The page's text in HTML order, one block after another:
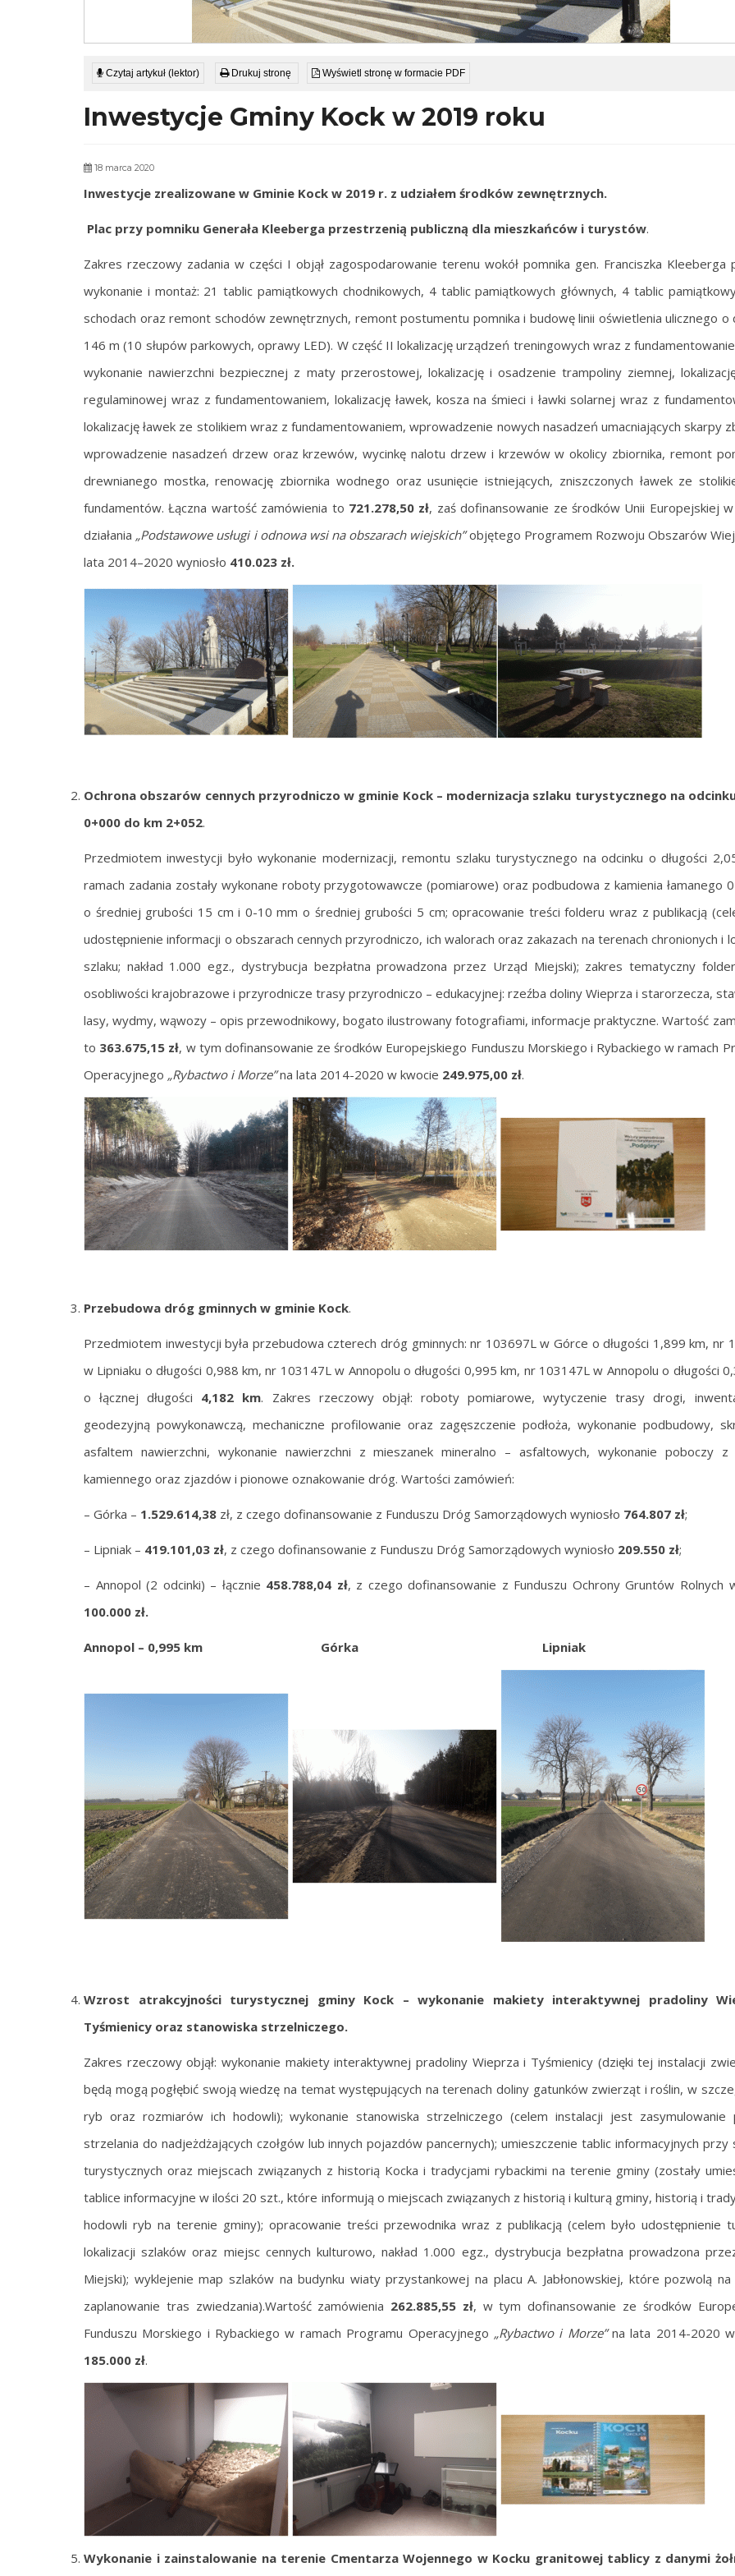
Czytaj artykuł (lektor) Drukuj stronę Wyświetl stronę w formacie PDF
Inwestycje Gminy Kock w 2019 roku
18 marca 2020
Inwestycje zrealizowane w Gminie Kock w 2019 r. z udziałem środków zewnętrznych.
Plac przy pomniku Generała Kleeberga przestrzenią publiczną dla mieszkańców i turystów.
Zakres rzeczowy zadania w części I objął zagospodarowanie terenu wokół pomnika gen. Franciszka Kleeberga
wykonanie i montaż: 21 tablic pamiątkowych chodnikowych, 4 tablic pamiątkowych głównych, 4 tablic
schodach oraz remont schodów zewnętrznych, remont postumentu pomnika i budowę linii oświetlenia ulicznego o
146 m (10 słupów parkowych, oprawy LED). W część II lokalizację urządzeń treningowych wraz z
wykonanie nawierzchni bezpiecznej z maty przerostowej, lokalizację i osadzenie trampoliny ziemnej,
regulaminowej wraz z fundamentowaniem, lokalizację ławek, kosza na śmieci i ławki solarnej wraz z
lokalizację ławek ze stolikiem wraz z fundamentowaniem, wprowadzenie nowych nasadzeń umacniających skarpy
wprowadzenie nasadzeń drzew oraz krzewów, wycinkę nalotu drzew i krzewów w okolicy zbiornika, remont
drewnianego mostka, renowację zbiornika wodnego oraz usunięcie istniejących, zniszczonych ławek ze
fundamentów. Łączna wartość zamówienia to 721.278,50 zł, zaś dofinansowanie ze środków Unii Europejskiej
działania „Podstawowe usługi i odnowa wsi na obszarach wiejskich”objętego Programem Rozwoju Obszarów
lata 2014–2020 wyniosło 410.023 zł.
Ochrona obszarów cennych przyrodniczo w gminie Kock – modernizacja szlaku turystycznego na
0+000 do km 2+052.
Przedmiotem inwestycji było wykonanie modernizacji, remontu szlaku turystycznego na odcinku o długości
ramach zadania zostały wykonane roboty przygotowawcze (pomiarowe) oraz podbudowa z kamienia łamanego
o średniej grubości 15 cm i 0-10 mm o średniej grubości 5 cm; opracowanie treści folderu wraz z publikacją
udostępnienie informacji o obszarach cennych przyrodniczo, ich walorach oraz zakazach na terenach chronionych i
szlaku; nakład 1.000 egz., dystrybucja bezpłatna prowadzona przez Urząd Miejski); zakres tematyczny
osobliwości krajobrazowe i przyrodnicze trasy przyrodniczo – edukacyjnej: rzeźba doliny Wieprza i starorzecza,
lasy, wydmy, wąwozy – opis przewodnikowy, bogato ilustrowany fotografiami, informacje praktyczne. Wartość
to 363.675,15 zł, w tym dofinansowanie ze środków Europejskiego Funduszu Morskiego i Rybackiego w ramach
Operacyjnego „Rybactwo i Morze”na lata 2014-2020 w kwocie 249.975,00 zł.
Przebudowa dróg gminnych w gminie Kock.
Przedmiotem inwestycji była przebudowa czterech dróg gminnych: nr 103697L w Górce o długości 1,899 km, nr
w Lipniaku o długości 0,988 km, nr 103147L w Annopolu o długości 0,995 km, nr 103147L w Annopolu o długości
o łącznej długości 4,182 km. Zakres rzeczowy objął: roboty pomiarowe, wytyczenie trasy drogi,
geodezyjną powykonawczą, mechaniczne profilowanie oraz zagęszczenie podłoża, wykonanie podbudowy,
asfaltem nawierzchni, wykonanie nawierzchni z mieszanek mineralno – asfaltowych, wykonanie poboczy z
kamiennego oraz zjazdów i pionowe oznakowanie dróg. Wartości zamówień:
– Górka – 1.529.614,38 zł, z czego dofinansowanie z Funduszu Dróg Samorządowych wyniosło 764.807 zł;
– Lipniak – 419.101,03 zł, z czego dofinansowanie z Funduszu Dróg Samorządowych wyniosło 209.550 zł;
– Annopol (2 odcinki) – łącznie 458.788,04 zł, z czego dofinansowanie z Funduszu Ochrony Gruntów Rolnych
100.000 zł.
Annopol – 0,995 km Górka Lipniak
Wzrost atrakcyjności turystycznej gminy Kock – wykonanie makiety interaktywnej pradoliny
Tyśmienicy oraz stanowiska strzelniczego.
Zakres rzeczowy objął: wykonanie makiety interaktywnej pradoliny Wieprza i Tyśmienicy (dzięki tej instalacji
będą mogą pogłębić swoją wiedzę na temat występujących na terenach doliny gatunków zwierząt i roślin, w
ryb oraz rozmiarów ich hodowli); wykonanie stanowiska strzelniczego (celem instalacji jest zasymulowanie
strzelania do nadjeżdżających czołgów lub innych pojazdów pancernych); umieszczenie tablic informacyjnych przy
turystycznych oraz miejscach związanych z historią Kocka i tradycjami rybackimi na terenie gminy (zostały
tablice informacyjne w ilości 20 szt., które informują o miejscach związanych z historią i kulturą gminy, historią i
hodowli ryb na terenie gminy); opracowanie treści przewodnika wraz z publikacją (celem było udostępnienie
lokalizacji szlaków oraz miejsc cennych kulturowo, nakład 1.000 egz., dystrybucja bezpłatna prowadzona
Miejski); wyklejenie map szlaków na budynku wiaty przystankowej na placu A. Jabłonowskiej, które pozwolą na
zaplanowanie tras zwiedzania).Wartość zamówienia 262.885,55 zł, w tym dofinansowanie ze środków
Funduszu Morskiego i Rybackiego w ramach Programu Operacyjnego „Rybactwo i Morze”na lata 2014-2020
185.000 zł.
Wykonanie i zainstalowanie na terenie Cmentarza Wojennego w Kocku granitowej tablicy z danymi